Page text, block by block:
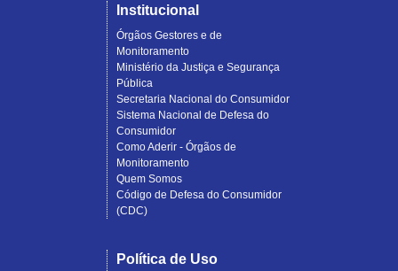
Institucional
Órgãos Gestores e de
Monitoramento
Ministério da Justiça e Segurança
Pública
Secretaria Nacional do Consumidor
Sistema Nacional de Defesa do
Consumidor
Como Aderir - Órgãos de
Monitoramento
Quem Somos
Código de Defesa do Consumidor
(CDC)
Política de Uso